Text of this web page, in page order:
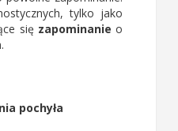
tylko jako
się zapominanie o
pochyła